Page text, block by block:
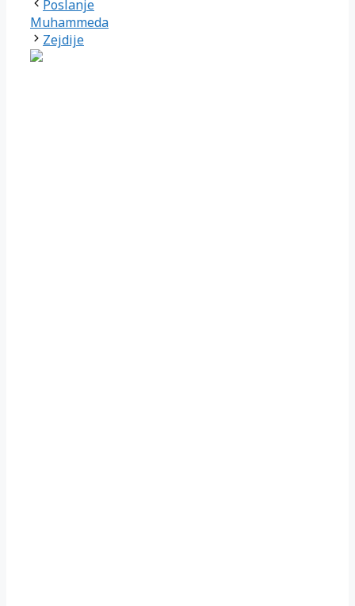
Poslanje
Muhammeda
Zejdije